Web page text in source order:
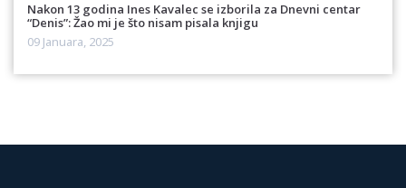
Nakon 13 godina Ines Kavalec se izborila za Dnevni centar
“Denis”: Žao mi je što nisam pisala knjigu
09 Januara, 2025